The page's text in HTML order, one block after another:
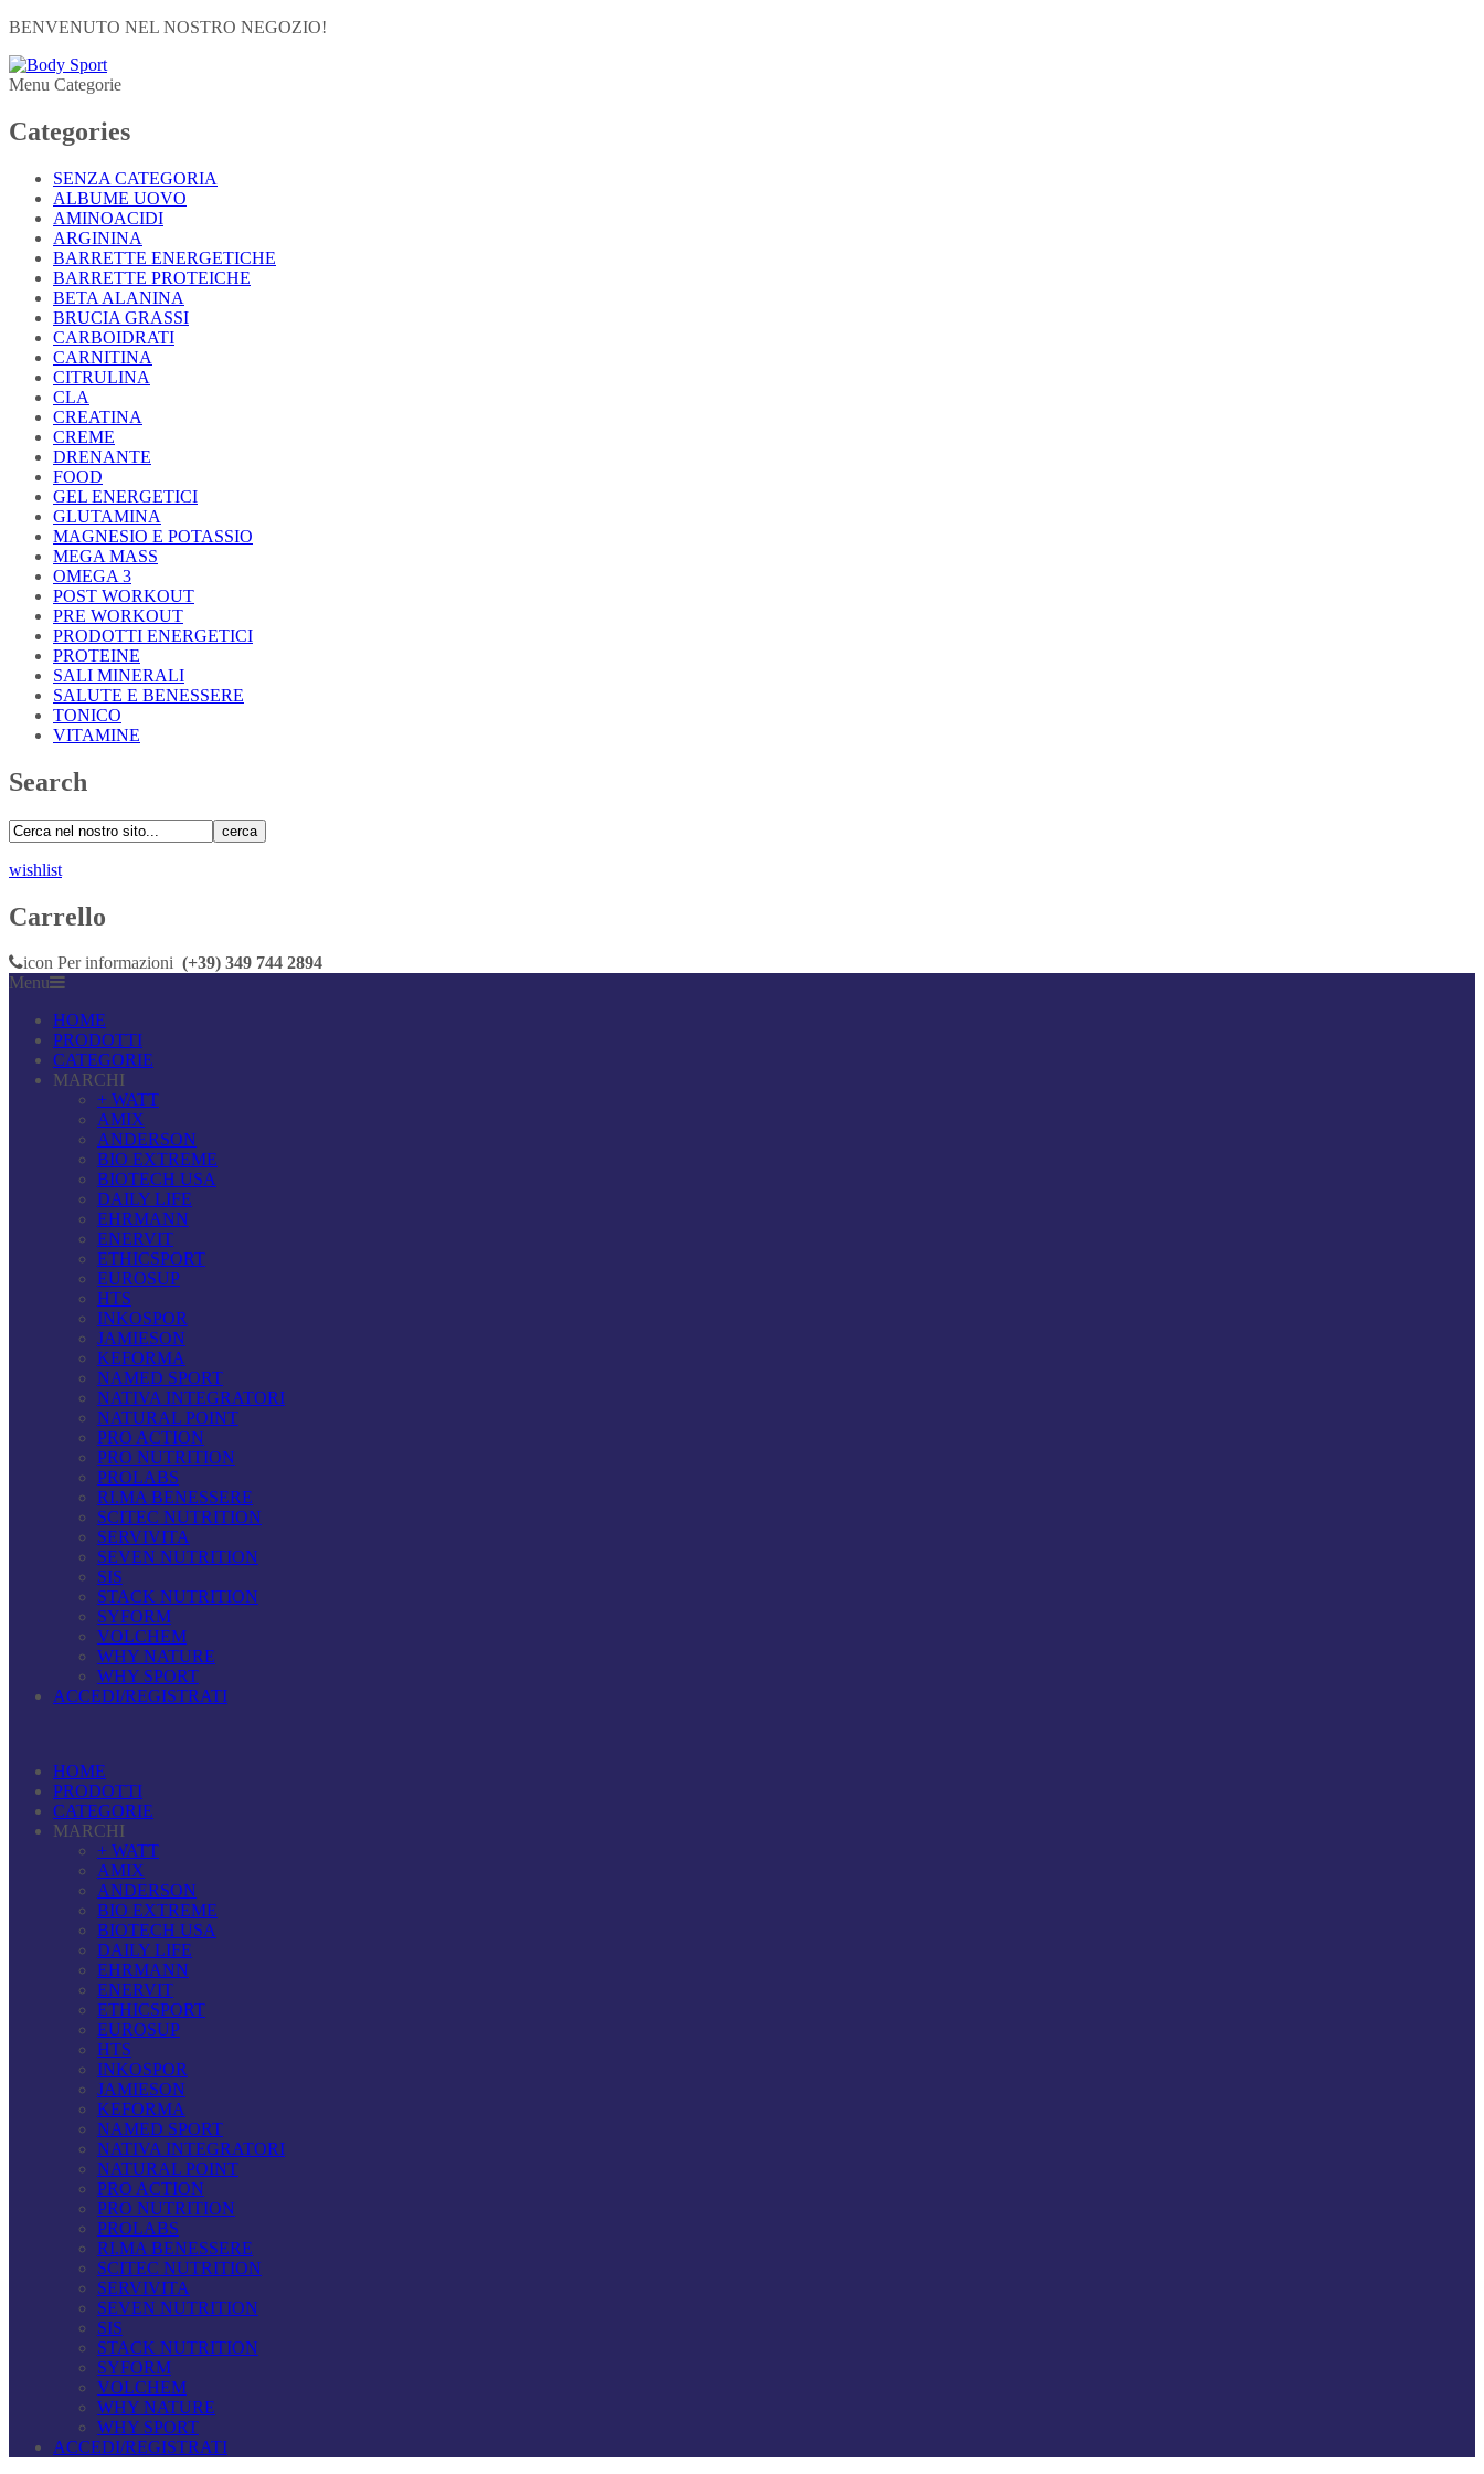
BENVENUTO NEL NOSTRO NEGOZIO!
Menu Categorie
Categories
SENZA CATEGORIA
ALBUME UOVO
AMINOACIDI
ARGININA
BARRETTE ENERGETICHE
BARRETTE PROTEICHE
BETA ALANINA
BRUCIA GRASSI
CARBOIDRATI
CARNITINA
CITRULINA
CLA
CREATINA
CREME
DRENANTE
FOOD
GEL ENERGETICI
GLUTAMINA
MAGNESIO E POTASSIO
MEGA MASS
OMEGA 3
POST WORKOUT
PRE WORKOUT
PRODOTTI ENERGETICI
PROTEINE
SALI MINERALI
SALUTE E BENESSERE
TONICO
VITAMINE
Search
cerca
wishlist
Carrello
icon Per informazioni (+39) 349 744 2894
Menu
HOME
PRODOTTI
CATEGORIE
MARCHI
+ WATT
AMIX
ANDERSON
BIO EXTREME
BIOTECH USA
DAILY LIFE
EHRMANN
ENERVIT
ETHICSPORT
EUROSUP
HTS
INKOSPOR
JAMIESON
KEFORMA
NAMED SPORT
NATIVA INTEGRATORI
NATURAL POINT
PRO ACTION
PRO NUTRITION
PROLABS
RI.MA BENESSERE
SCITEC NUTRITION
SERVIVITA
SEVEN NUTRITION
SIS
STACK NUTRITION
SYFORM
VOLCHEM
WHY NATURE
WHY SPORT
ACCEDI/REGISTRATI
HOME
PRODOTTI
CATEGORIE
MARCHI
+ WATT
AMIX
ANDERSON
BIO EXTREME
BIOTECH USA
DAILY LIFE
EHRMANN
ENERVIT
ETHICSPORT
EUROSUP
HTS
INKOSPOR
JAMIESON
KEFORMA
NAMED SPORT
NATIVA INTEGRATORI
NATURAL POINT
PRO ACTION
PRO NUTRITION
PROLABS
RI.MA BENESSERE
SCITEC NUTRITION
SERVIVITA
SEVEN NUTRITION
SIS
STACK NUTRITION
SYFORM
VOLCHEM
WHY NATURE
WHY SPORT
ACCEDI/REGISTRATI